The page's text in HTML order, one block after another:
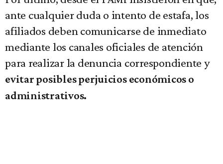
ante cualquier duda o intento de estafa, los
afiliados deben comunicarse de inmediato
mediante los canales oficiales de atención
para realizar la denuncia correspondiente y
evitar posibles perjuicios económicos o
administrativos.